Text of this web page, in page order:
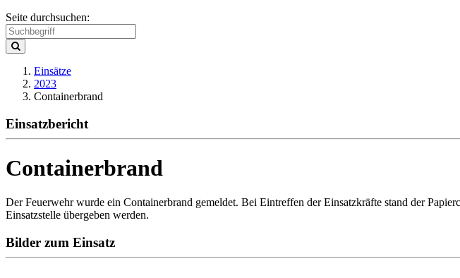
Seite durchsuchen:
Einsätze
2023
Containerbrand
Einsatzbericht
Containerbrand
Der Feuerwehr wurde ein Containerbrand gemeldet. Bei Eintreffen der Einsatzkräfte stand der
Einsatzstelle übergeben werden.
Bilder zum Einsatz